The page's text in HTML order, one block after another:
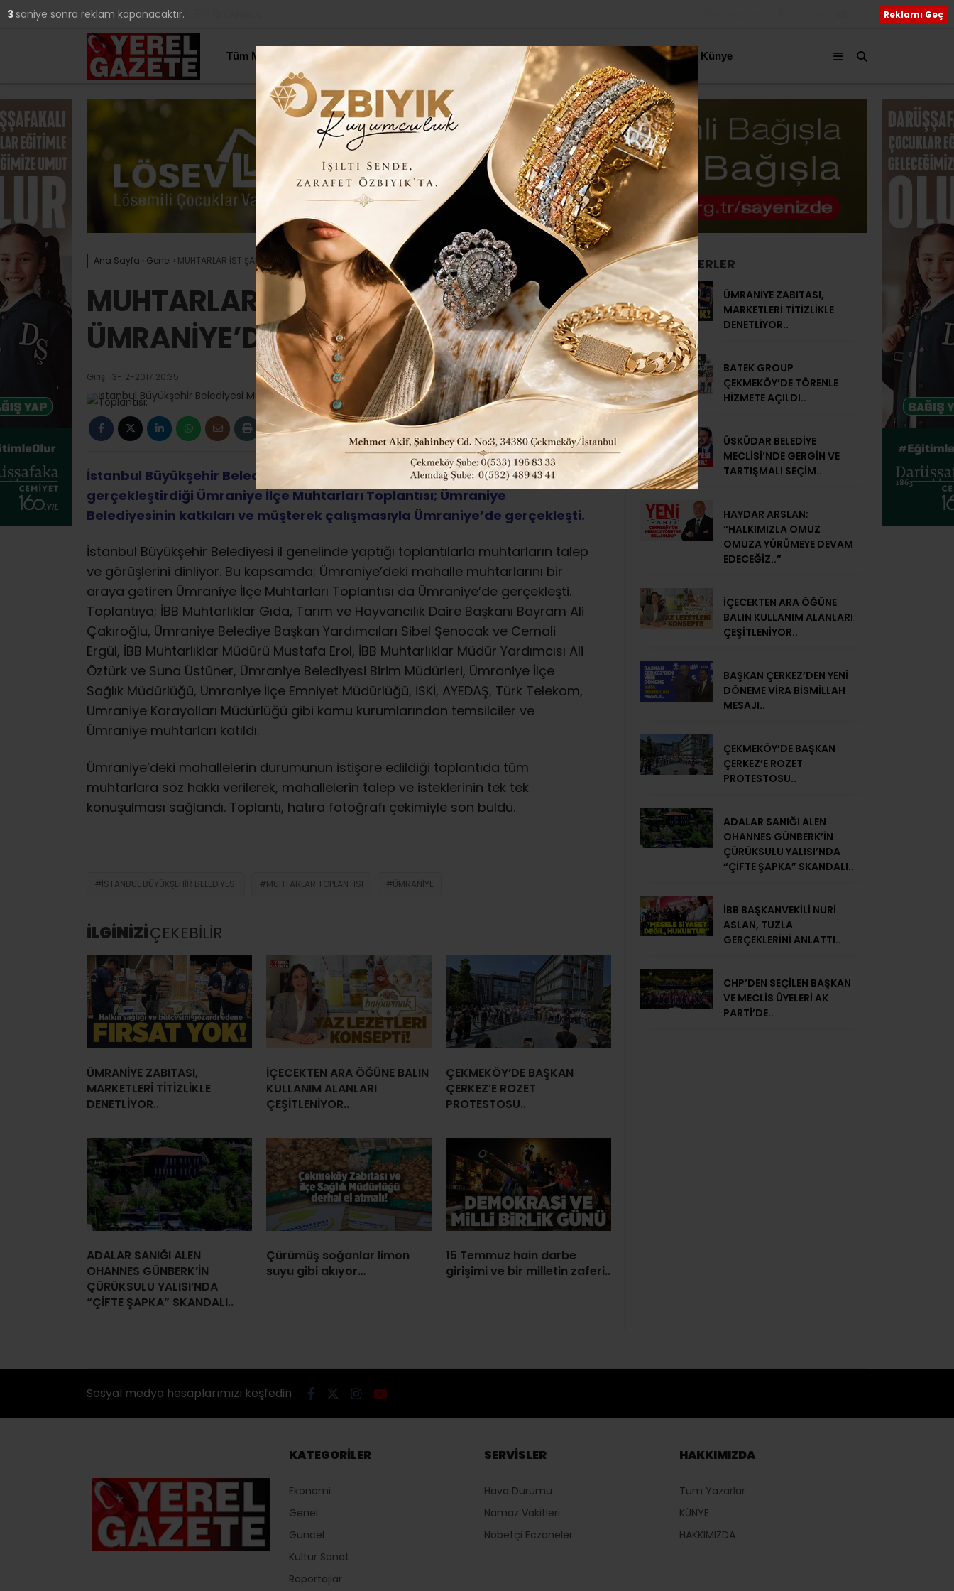
YAZARLAR 24.5
Tüm Manşetler Yerel Haberler Genel Siyaset Kültür Sanat Hakkımızda Künye
Ana Sayfa › Genel › MUHTARLAR İSTİŞARE İÇİN ÜMRANİYE’DE TOPLANDI..
MUHTARLAR İSTİŞARE İÇİN
ÜMRANİYE’DE TOPLANDI..
Giriş: 13-12-2017 20:35 272 Genel İLÇELERDEN HABERLER
İstanbul Büyükşehir Belediyesi Muhtarlıklar Müdürlüğü’nün
gerçekleştirdiği Ümraniye İlçe Muhtarları Toplantısı; Ümraniye
Belediyesinin katkıları ve müşterek çalışmasıyla Ümraniye’de gerçekleşti.
İstanbul Büyükşehir Belediyesi il genelinde yaptığı toplantılarla muhtarların talep
ve görüşlerini dinliyor. Bu kapsamda; Ümraniye’deki mahalle muhtarlarını bir
araya getiren Ümraniye İlçe Muhtarları Toplantısı da Ümraniye’de gerçekleşti.
Toplantıya; İBB Muhtarlıklar Gıda, Tarım ve Hayvancılık Daire Başkanı Bayram Ali
Çakıroğlu, Ümraniye Belediye Başkan Yardımcıları Sibel Şenocak ve Cemali
Ergül, İBB Muhtarlıklar Müdürü Mustafa Erol, İBB Muhtarlıklar Müdür Yardımcısı Ali
Öztürk ve Suna Üstüner, Ümraniye Belediyesi Birim Müdürleri, Ümraniye İlçe
Sağlık Müdürlüğü, Ümraniye İlçe Emniyet Müdürlüğü, İSKİ, AYEDAŞ, Türk Telekom,
Ümraniye Karayolları Müdürlüğü gibi kamu kurumlarından temsilciler ve
Ümraniye muhtarları katıldı.
Ümraniye’deki mahallelerin durumunun istişare edildiği toplantıda tüm
muhtarlara söz hakkı verilerek, mahallelerin talep ve isteklerinin tek tek
konuşulması sağlandı. Toplantı, hatıra fotoğrafı çekimiyle son buldu.
İSTANBUL BÜYÜKŞEHIR BELEDIYESI MUHTARLAR TOPLANTISI ÜMRANIYE
İLGİNİZİÇEKEBİLİR
ÜMRANİYE ZABITASI,
MARKETLERİ TİTİZLİKLE
DENETLİYOR..
İÇECEKTEN ARA ÖĞÜNE BALIN
KULLANIM ALANLARI
ÇEŞİTLENİYOR..
ÇEKMEKÖY’DE BAŞKAN
ÇERKEZ’E ROZET
PROTESTOSU..
ADALAR SANIĞI ALEN
OHANNES GÜNBERK’İN
ÇÜRÜKSULU YALISI’NDA
“ÇİFTE ŞAPKA” SKANDALI..
Çürümüş soğanlar limon
suyu gibi akıyor…
15 Temmuz hain darbe
girişimi ve bir milletin zaferi..
SON HABERLER
ÜMRANİYE ZABITASI,
MARKETLERİ TİTİZLİKLE
DENETLİYOR..
BATEK GROUP
ÇEKMEKÖY’DE TÖRENLE
HİZMETE AÇILDI..
ÜSKÜDAR BELEDİYE
MECLİSİ’NDE GERGİN VE
TARTIŞMALI SEÇİM..
HAYDAR ARSLAN;
“HALKIMIZLA OMUZ
OMUZA YÜRÜMEYE DEVAM
EDECEĞİZ..”
İÇECEKTEN ARA ÖĞÜNE
BALIN KULLANIM ALANLARI
ÇEŞİTLENİYOR..
BAŞKAN ÇERKEZ’DEN YENİ
DÖNEME VİRA BİSMİLLAH
MESAJI..
ÇEKMEKÖY’DE BAŞKAN
ÇERKEZ’E ROZET
PROTESTOSU..
ADALAR SANIĞI ALEN
OHANNES GÜNBERK’İN
ÇÜRÜKSULU YALISI’NDA
“ÇİFTE ŞAPKA” SKANDALI..
İBB BAŞKANVEKİLİ NURİ
ASLAN, TUZLA
GERÇEKLERİNİ ANLATTI..
CHP’DEN SEÇİLEN BAŞKAN
VE MECLİS ÜYELERİ AK
PARTİ’DE..
3 saniye sonra reklam kapanacaktır. Reklamı Geç
Sosyal medya hesaplarımızı keşfedin
KATEGORİLER
Ekonomi
Genel
Güncel
Kültür Sanat
Röportajlar
SERVİSLER
Hava Durumu
Namaz Vakitleri
Nöbetçi Eczaneler
HAKKIMIZDA
Tüm Yazarlar
KÜNYE
HAKKIMIZDA